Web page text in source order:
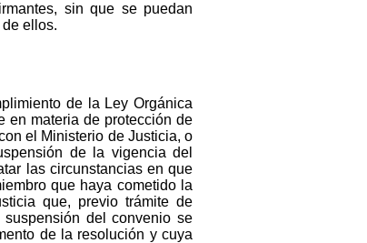
sin que se puedan
ellos.
de la Ley Orgánica
en materia de protección de
el Ministerio de Justicia, o
de la vigencia del
las circunstancias en que
que haya cometido la
que, previo trámite de
del convenio se
de la resolución y cuya